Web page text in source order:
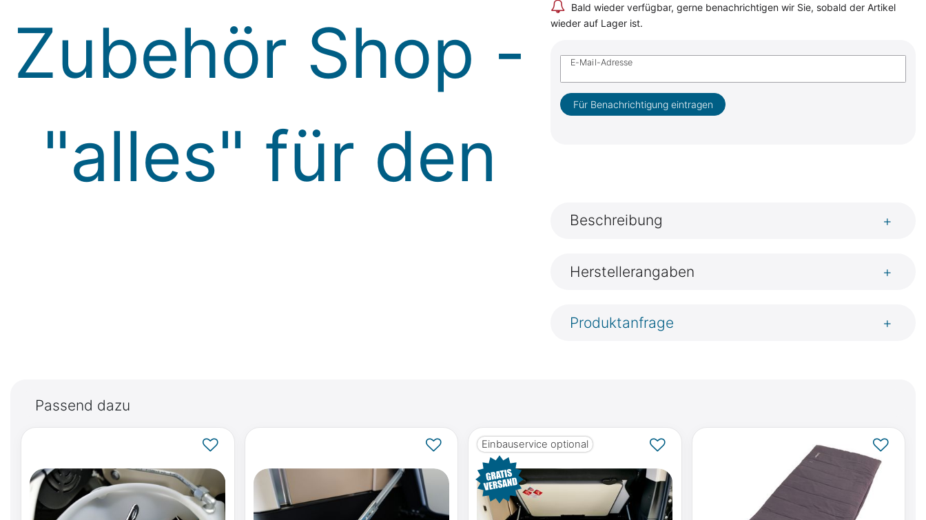
Bald wieder verfügbar, gerne benachrichtigen wir Sie, sobald der Artikel
wieder auf Lager ist.
E-Mail-Adresse
Für Benachrichtigung eintragen
Beschreibung +
Herstellerangaben +
Produktanfrage +
Passend dazu
Einbauservice optional